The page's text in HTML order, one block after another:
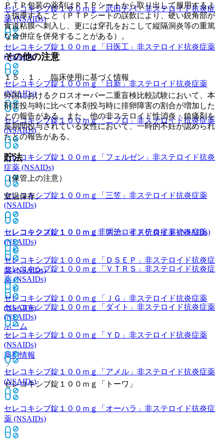
セレコキシブ錠１００ｍｇ「武田テバ」非ステロイド抗炎症
薬 (NSAIDs)
セレコキシブ錠１００ｍｇ「日医工」 非ステロイド抗炎症薬
(NSAIDs)
セレコキシブ錠１００ｍｇ「日新」非ステロイド抗炎症薬
(NSAIDs)
セレコキシブ錠１００ｍｇ「ニプロ」非ステロイド抗炎症薬
(NSAIDs)
セレコキシブ錠１００ｍｇ「フェルゼン」 非ステロイド抗炎
症薬 (NSAIDs)
セレコキシブ錠１００ｍｇ「三笠」 非ステロイド抗炎症薬
(NSAIDs)
セレコキシブ錠１００ｍｇ「明治」非ステロイド抗炎症薬
(NSAIDs)
セレコキシブ錠１００ｍｇ「ＶＴＲＳ」 非ステロイド抗炎症
薬 (NSAIDs)
セレコキシブ錠１００ｍｇ「ダイト」 非ステロイド抗炎症薬
(NSAIDs)
ホーム
薬剤情報
セレコキシブ錠１００ｍｇ「トーワ」
ＰＴＰ包装の薬剤はＰＴＰシートから取り出して服用するよ
う指導すること（ＰＴＰシートの誤飲により、硬い鋭角部が
食道粘膜へ刺入し、更には穿孔をおこして縦隔洞炎等の重篤
な合併症を併発することがある）。
その他の注意
１５．１． 臨床使用に基づく情報
外国におけるクロスオーバー二重盲検比較試験において、本
剤非投与時に比べて本剤投与時に排卵障害の割合が増加した
との報告がある。また、他の非ステロイド性消炎・鎮痛剤を
長期間投与されている女性において、一時的不妊が認められ
たとの報告がある。
貯法
（保管上の注意）
室温保存。
セレコックス錠１００ｍｇ 非ステロイド抗炎症薬 (NSAIDs)
セレコキシブ錠１００ｍｇ「ＤＳＥＰ」 非ステロイド抗炎症
薬 (NSAIDs)
セレコキシブ錠１００ｍｇ「ＪＧ」 非ステロイド抗炎症薬
(NSAIDs)
セレコキシブ錠１００ｍｇ「ＹＤ」 非ステロイド抗炎症薬
(NSAIDs)
セレコキシブ錠１００ｍｇ「アメル」 非ステロイド抗炎症薬
(NSAIDs)
セレコキシブ錠１００ｍｇ「オーハラ」 非ステロイド抗炎症
薬 (NSAIDs)